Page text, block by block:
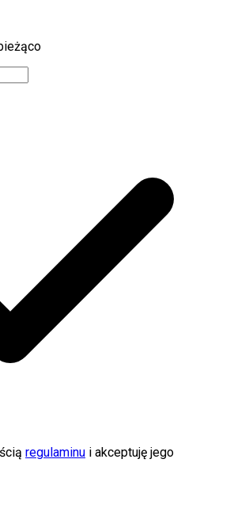
regulaminu i akceptuję jego